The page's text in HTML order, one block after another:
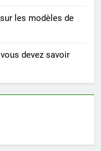
les modèles de
devez savoir